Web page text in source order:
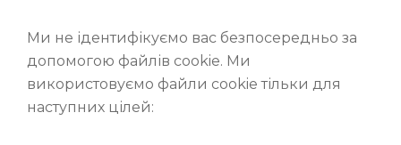
Ми не ідентифікуємо вас безпосередньо за
допомогою файлів cookie. Ми
використовуємо файли cookie тільки для
наступних цілей: